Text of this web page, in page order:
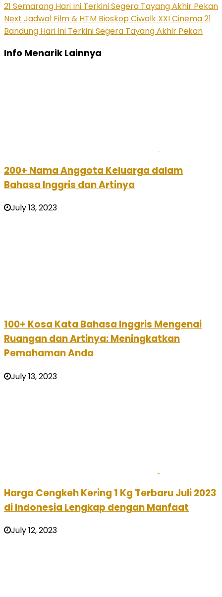
21 Semarang Hari Ini Terkini Segera Tayang Akhir Pekan
Next Jadwal Film & HTM Bioskop Ciwalk XXI Cinema 21
Bandung Hari Ini Terkini Segera Tayang Akhir Pekan
Info Menarik Lainnya
200+ Nama Anggota Keluarga dalam
Bahasa Inggris dan Artinya
July 13, 2023
100+ Kosa Kata Bahasa Inggris Mengenai
Ruangan dan Artinya: Meningkatkan
Pemahaman Anda
July 13, 2023
Harga Cengkeh Kering 1 Kg Terbaru Juli 2023
di Indonesia Lengkap dengan Manfaat
July 12, 2023